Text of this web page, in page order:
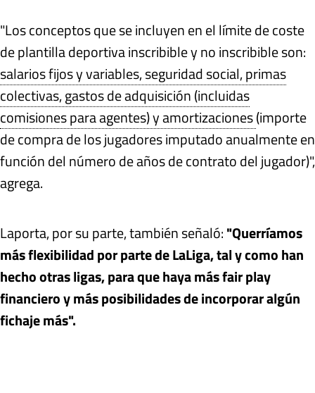
"Los conceptos que se incluyen en el límite de coste
de plantilla deportiva inscribible y no inscribible son:
salarios fijos y variables, seguridad social, primas
colectivas, gastos de adquisición (incluidas
comisiones para agentes) y amortizaciones(importe
de compra de los jugadores imputado anualmente en
función del número de años de contrato del jugador)",
agrega.
Laporta, por su parte, también señaló:"Querríamos
más flexibilidad por parte de LaLiga, tal y como han
hecho otras ligas, para que haya más fair play
financiero y más posibilidades de incorporar algún
fichaje más".